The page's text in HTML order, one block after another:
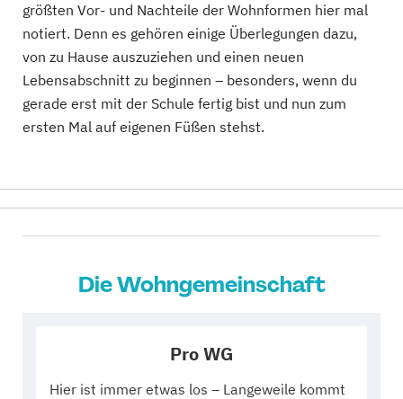
größten Vor- und Nachteile der Wohnformen hier mal
notiert. Denn es gehören einige Überlegungen dazu,
von zu Hause auszuziehen und einen neuen
Lebensabschnitt zu beginnen – besonders, wenn du
gerade erst mit der Schule fertig bist und nun zum
ersten Mal auf eigenen Füßen stehst.
Die Wohngemeinschaft
Pro WG
Hier ist immer etwas los – Langeweile kommt